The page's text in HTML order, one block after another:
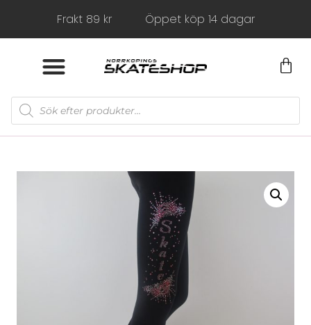
Frakt 89 kr Öppet köp 14 dagar